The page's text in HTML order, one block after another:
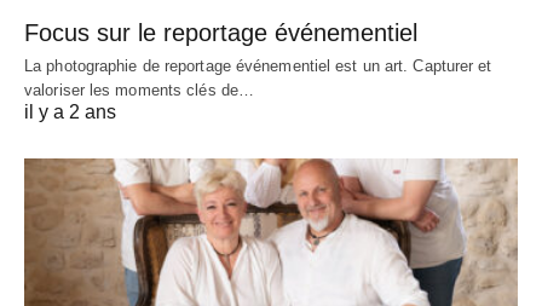
Focus sur le reportage événementiel
La photographie de reportage événementiel est un art. Capturer et
valoriser les moments clés de…
il y a 2 ans